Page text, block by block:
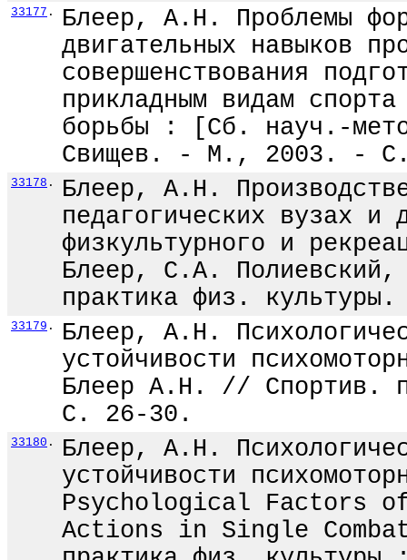
33177 .
Блеер, А.Н. Проблемы
двигательных навыков
совершенствования
прикладным видам
борьбы : [Сб. науч.-
Свищев. - М., 2003. -
33178 .
Блеер, А.Н.
педагогических вузах и
физкультурного и
Блеер, С.А.
практика физ.
33179 .
Блеер, А.Н.
устойчивости
Блеер А.Н. //
С. 26-30.
33180 .
Блеер, А.Н.
устойчивости
Psychological Factors
Actions in Single